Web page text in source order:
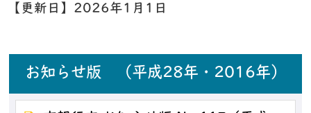
【更新日】 2026年1月1日
お知らせ版 （平成28年・2016年）